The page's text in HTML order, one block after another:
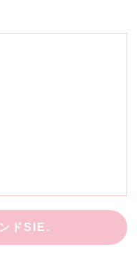
ドSIE.